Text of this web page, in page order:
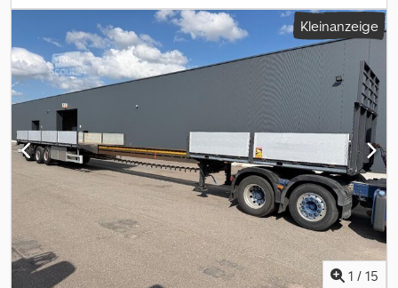
Powersteering 3x Forced steering Hydraulic from trailer works on
NATO electricty. Cjdpfx Agszr Nmhjfsha Airsuspension. 1st axle
liftaxle. Dimmensions: Floor: L: 13750 mm. W: 2550 mm. H: 1400 mm.
H: Allu boards: 600 mm. Tyres: 385/65R22.50 70%. ID NR: 661 The
General Terms and Conditions of Heinhuis are applicable to all
adverts, offers and quotations by Heinhuis, all agreements
entered into by Heinhuis and the negotiations preceding them.
By any form of response you accept the applicability of the
General Terms and Conditions of Heinhuis and you declare that
you have taken note of these General Terms and Conditions. Our
prices are export netto prices. = Weitere Informationen = Baujahr:
2015 Leergewicht: 10.190 kg Zuladung: 34.810 kg zGG: 45.000 kg
Ausziehbarer Aufbau: Ja = Firmeninformationen = Für mehr
Informationen:
Kleinanzeige
1 / 15